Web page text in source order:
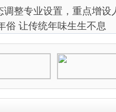
调整专业设置，重点增设
俗 让传统年味生生不息